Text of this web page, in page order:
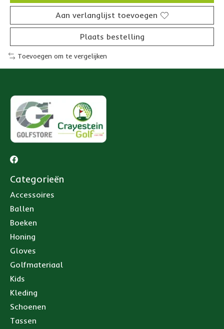
Aan verlanglijst toevoegen
Plaats bestelling
Toevoegen om te vergelijken
Categorieën
Accessoires
Ballen
Boeken
Honing
Gloves
Golfmateriaal
Kids
Kleding
Schoenen
Tassen